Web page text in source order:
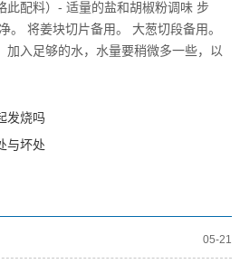
此配料）- 适量的盐和胡椒粉调味 步
。 将姜块切片备用。 大葱切段备用。
加入足够的水，水量要稍微多一些，以
发烧吗
与坏处
05-21